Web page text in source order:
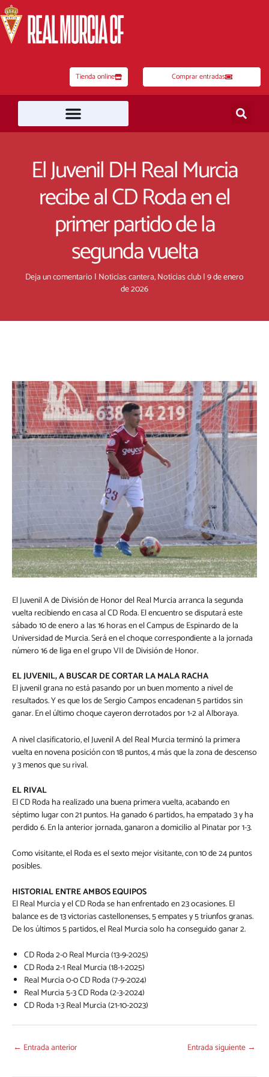
al
contenido
Tienda online Comprar entradas
El Juvenil DH Real Murcia
recibe al CD Roda en el
primer partido de la
segunda vuelta
Deja un comentario | Noticias cantera,Noticias club|9 de enero
de 2026
El Juvenil A de División de Honor del Real Murcia arranca la segunda
vuelta recibiendo en casa al CD Roda. El encuentro se disputará este
sábado 10 de enero a las 16 horas en el Campus de Espinardo de la
Universidad de Murcia. Será en el choque correspondiente a la jornada
número 16 de liga en el grupo VII de División de Honor.
EL JUVENIL, A BUSCAR DE CORTAR LA MALA RACHA
El juvenil grana no está pasando por un buen momento a nivel de
resultados. Y es que los de Sergio Campos encadenan 5 partidos sin
ganar. En el último choque cayeron derrotados por 1-2 al Alboraya.
A nivel clasificatorio, el Juvenil A del Real Murcia terminó la primera
vuelta en novena posición con 18 puntos, 4 más que la zona de descenso
y 3 menos que su rival.
EL RIVAL
El CD Roda ha realizado una buena primera vuelta, acabando en
séptimo lugar con 21 puntos. Ha ganado 6 partidos, ha empatado 3 y ha
perdido 6. En la anterior jornada, ganaron a domicilio al Pinatar por 1-3.
Como visitante, el Roda es el sexto mejor visitante, con 10 de 24 puntos
posibles.
HISTORIAL ENTRE AMBOS EQUIPOS
El Real Murcia y el CD Roda se han enfrentado en 23 ocasiones. El
balance es de 13 victorias castellonenses, 5 empates y 5 triunfos granas.
De los últimos 5 partidos, el Real Murcia solo ha conseguido ganar 2.
CD Roda 2-0 Real Murcia (13-9-2025)
CD Roda 2-1 Real Murcia (18-1-2025)
Real Murcia 0-0 CD Roda (7-9-2024)
Real Murcia 5-3 CD Roda (2-3-2024)
CD Roda 1-3 Real Murcia (21-10-2023)
← Entrada anterior Entrada siguiente →